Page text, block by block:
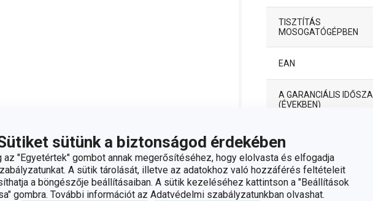
sütünk a biztonságod érdekében
az "Egyetértek" gombot annak megerősítéséhez, hogy elolvasta és elfogadja
A sütik tárolását, illetve az adatokhoz való hozzáférés feltételeit
a böngészője beállításaiban. A sütik kezeléséhez kattintson a "Beállítások
gombra. További információt az Adatvédelmi szabályzatunkban olvashat.
TISZTÍTÁS
MOSOGATÓGÉPBEN
EAN
A GARANCIÁLIS
(ÉVEKBEN)
Csomag
SZÉLESSÉG (CM)